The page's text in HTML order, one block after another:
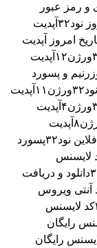
نود۳۲
پسورد
لایسنس
دانلود و دریافت
آنتی ویروس
کد لایسنس
رایگان
لایسنس رایگان
لایسنس
لایسنس
لایسنس
لایسنس
لایسنس